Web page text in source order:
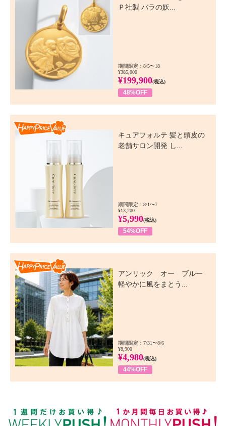
Ｐ社製 バラの妖...
期間限定：8/5〜18
¥385,000
¥199,900(税込)
48%OFF
キュアフォルテ 髪と頭皮の
老舗サロン開発 し...
期間限定：8/1〜7
¥13,200
¥5,990(税込)
54%OFF
アンリック オー ブルー
軽やかに風をまとう...
期間限定：7/31〜8/6
¥8,900
¥4,980(税込)
44%OFF